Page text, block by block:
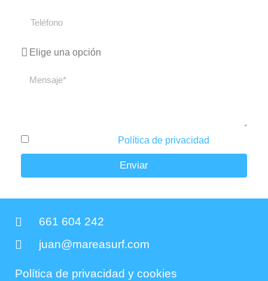
Política de privacidad
Enviar
661 604 242
juan@mareasurf.com
Política de privacidad y cookies